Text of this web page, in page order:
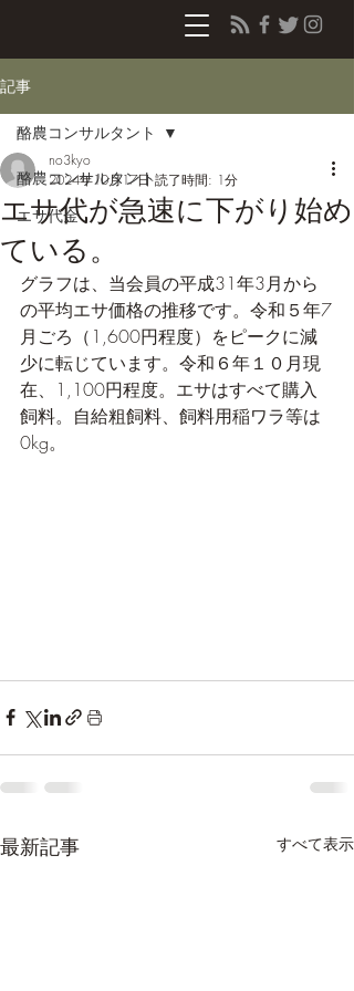
記事
酪農コンサルタント
エサ代金
酪農コンサルタント
エサ代が急速に下がり始め
ている。
no3kyo
2024年10月17日 読了時間: 1分
グラフは、当会員の平成31年3月から
の平均エサ価格の推移です。令和５年7
月ごろ（1,600円程度）をピークに減
少に転じています。令和６年１０月現
在、1,100円程度。エサはすべて購入
飼料。自給粗飼料、飼料用稲ワラ等は
0kg。
最新記事 すべて表示